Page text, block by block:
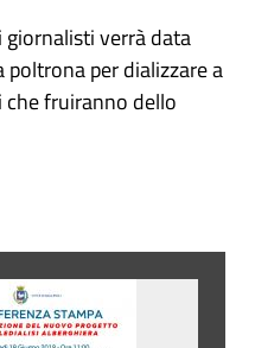
verrà data
per dializzare a
fruiranno dello